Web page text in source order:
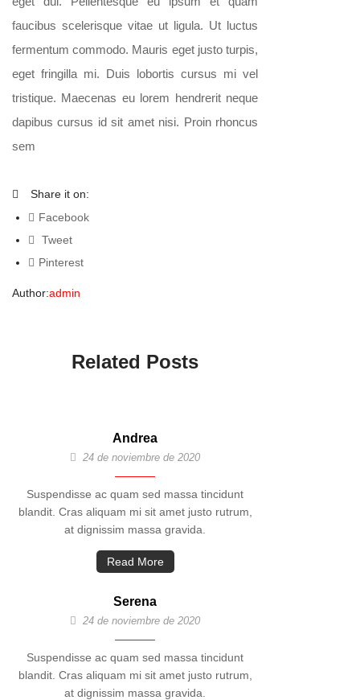
faucibus scelerisque vitae ut ligula. Ut luctus
fermentum commodo. Mauris eget justo turpis,
eget fringilla mi. Duis lobortis cursus mi vel
tristique. Maecenas eu lorem hendrerit neque
dapibus cursus id sit amet nisi. Proin rhoncus
sem
Share it on:
Facebook
Tweet
Pinterest
Author:admin
Related Posts
Andrea
24 de noviembre de 2020
Suspendisse ac quam sed massa tincidunt
blandit. Cras aliquam mi sit amet justo rutrum,
at dignissim massa gravida.
Read More
Serena
24 de noviembre de 2020
Suspendisse ac quam sed massa tincidunt
blandit. Cras aliquam mi sit amet justo rutrum,
at dignissim massa gravida.